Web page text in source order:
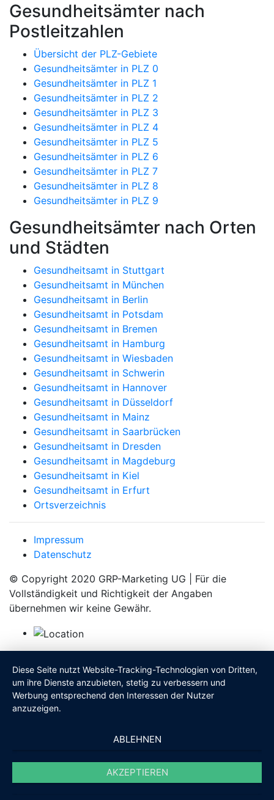
Gesundheitsämter nach
Postleitzahlen
Übersicht der PLZ-Gebiete
Gesundheitsämter in PLZ 0
Gesundheitsämter in PLZ 1
Gesundheitsämter in PLZ 2
Gesundheitsämter in PLZ 3
Gesundheitsämter in PLZ 4
Gesundheitsämter in PLZ 5
Gesundheitsämter in PLZ 6
Gesundheitsämter in PLZ 7
Gesundheitsämter in PLZ 8
Gesundheitsämter in PLZ 9
Gesundheitsämter nach Orten
und Städten
Gesundheitsamt in Stuttgart
Gesundheitsamt in München
Gesundheitsamt in Berlin
Gesundheitsamt in Potsdam
Gesundheitsamt in Bremen
Gesundheitsamt in Hamburg
Gesundheitsamt in Wiesbaden
Gesundheitsamt in Schwerin
Gesundheitsamt in Hannover
Gesundheitsamt in Düsseldorf
Gesundheitsamt in Mainz
Gesundheitsamt in Saarbrücken
Gesundheitsamt in Dresden
Gesundheitsamt in Magdeburg
Gesundheitsamt in Kiel
Gesundheitsamt in Erfurt
Ortsverzeichnis
Impressum
Datenschutz
© Copyright 2020 GRP-Marketing UG | Für die
Vollständigkeit und Richtigkeit der Angaben
übernehmen wir keine Gewähr.
Diese Seite nutzt Website-Tracking-Technologien von Dritten,
um ihre Dienste anzubieten, stetig zu verbessern und
Werbung entsprechend den Interessen der Nutzer
anzuzeigen.
ABLEHNEN
AKZEPTIEREN